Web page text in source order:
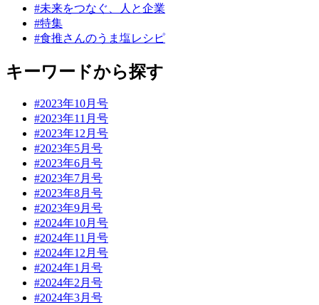
#未来をつなぐ、人と企業
#特集
#食推さんのうま塩レシピ
キーワードから探す
#2023年10月号
#2023年11月号
#2023年12月号
#2023年5月号
#2023年6月号
#2023年7月号
#2023年8月号
#2023年9月号
#2024年10月号
#2024年11月号
#2024年12月号
#2024年1月号
#2024年2月号
#2024年3月号